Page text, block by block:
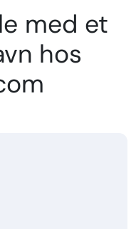
med et
hos